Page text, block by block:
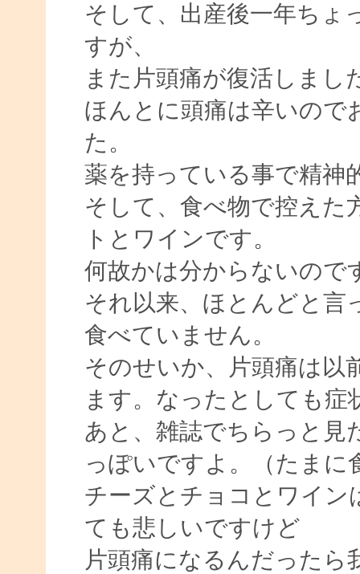
そして、出産後一年ちょ
すが、
また片頭痛が復活しまし
ほんとに頭痛は辛いので
た。
薬を持っている事で精神
そして、食べ物で控えた
トとワインです。
何故かは分からないので
それ以来、ほとんどと言
食べていません。
そのせいか、片頭痛は以
ます。なったとしても
あと、雑誌でちらっと見
っぽいですよ。（たまに
チーズとチョコとワイン
ても悲しいですけど
片頭痛になるんだった